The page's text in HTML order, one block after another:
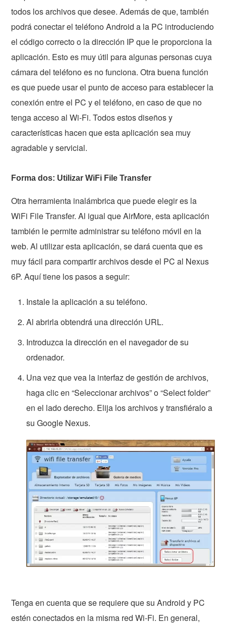
todos los archivos que desee. Además de que, también
podrá conectar el teléfono Android a la PC introduciendo
el código correcto o la dirección IP que le proporciona la
aplicación. Esto es muy útil para algunas personas cuya
cámara del teléfono es no funciona. Otra buena función
es que puede usar el punto de acceso para establecer la
conexión entre el PC y el teléfono, en caso de que no
tenga acceso al Wi-Fi. Todos estos diseños y
características hacen que esta aplicación sea muy
agradable y servicial.
Forma dos: Utilizar WiFi File Transfer
Otra herramienta inalámbrica que puede elegir es la
WiFi File Transfer. Al igual que AirMore, esta aplicación
también le permite administrar su teléfono móvil en la
web. Al utilizar esta aplicación, se dará cuenta que es
muy fácil para compartir archivos desde el PC al Nexus
6P. Aquí tiene los pasos a seguir:
Instale la aplicación a su teléfono.
Al abrirla obtendrá una dirección URL.
Introduzca la dirección en el navegador de su
ordenador.
Una vez que vea la interfaz de gestión de archivos,
haga clic en “Seleccionar archivos” o “Select folder”
en el lado derecho. Elija los archivos y transfiéralo a
su Google Nexus.
Tenga en cuenta que se requiere que su Android y PC
estén conectados en la misma red Wi-Fi. En general,